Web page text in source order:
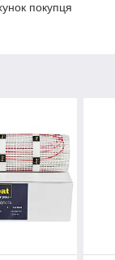
покупця